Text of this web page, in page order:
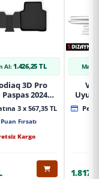
Al: 1.426,25 TL
3D Pro
2024
A+ Kalite
3 x 567,35 TL
Fırsatı
Kargo
Yan